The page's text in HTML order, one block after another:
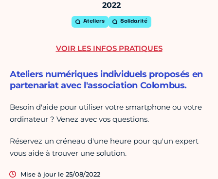
2022
Ateliers Solidarité
Ateliers numériques individuels proposés en
partenariat avec l'association Colombus.
Besoin d'aide pour utiliser votre smartphone ou votre
ordinateur ? Venez avec vos questions.
Réservez un créneau d'une heure pour qu'un expert
vous aide à trouver une solution.
Mise à jour le 25/08/2022
VOIR LES INFOS PRATIQUES